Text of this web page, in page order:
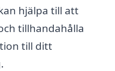
hjälpa till att
tillhandahålla
till ditt